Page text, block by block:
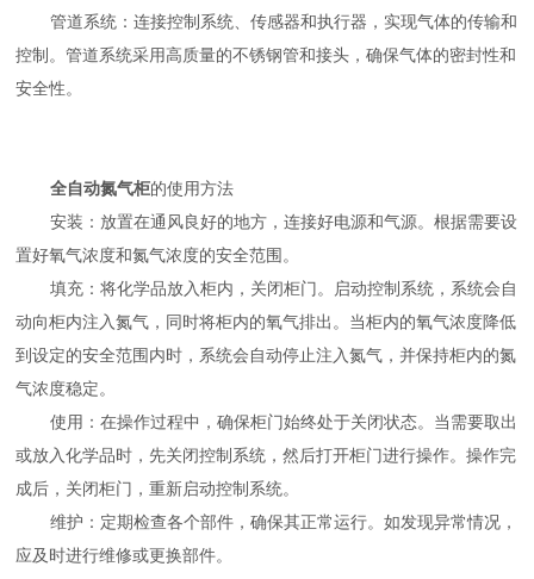
管道系统：连接控制系统、传感器和执行器，实现气体的传输和
控制。管道系统采用高质量的不锈钢管和接头，确保气体的密封性和
安全性。
全自动氮气柜的使用方法
安装：放置在通风良好的地方，连接好电源和气源。根据需要设
置好氧气浓度和氮气浓度的安全范围。
填充：将化学品放入柜内，关闭柜门。启动控制系统，系统会自
动向柜内注入氮气，同时将柜内的氧气排出。当柜内的氧气浓度降低
到设定的安全范围内时，系统会自动停止注入氮气，并保持柜内的氮
气浓度稳定。
使用：在操作过程中，确保柜门始终处于关闭状态。当需要取出
或放入化学品时，先关闭控制系统，然后打开柜门进行操作。操作完
成后，关闭柜门，重新启动控制系统。
维护：定期检查各个部件，确保其正常运行。如发现异常情况，
应及时进行维修或更换部件。